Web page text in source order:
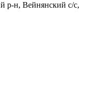
р-н, Вейнянский с/с,